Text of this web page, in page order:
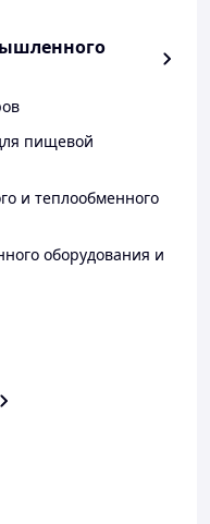
пищевой
и теплообменного
оборудования и